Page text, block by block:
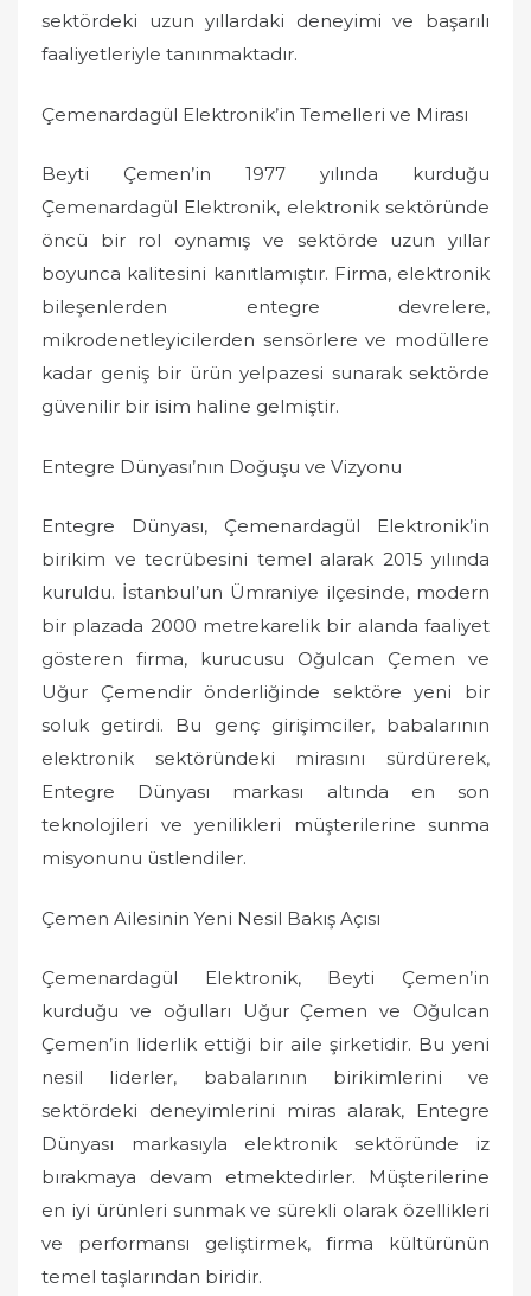
sektördeki uzun yıllardaki deneyimi ve başarılı
faaliyetleriyle tanınmaktadır.
Çemenardagül Elektronik’in Temelleri ve Mirası
Beyti Çemen’in 1977 yılında kurduğu
Çemenardagül Elektronik, elektronik sektöründe
öncü bir rol oynamış ve sektörde uzun yıllar
boyunca kalitesini kanıtlamıştır. Firma, elektronik
bileşenlerden entegre devrelere,
mikrodenetleyicilerden sensörlere ve modüllere
kadar geniş bir ürün yelpazesi sunarak sektörde
güvenilir bir isim haline gelmiştir.
Entegre Dünyası’nın Doğuşu ve Vizyonu
Entegre Dünyası, Çemenardagül Elektronik’in
birikim ve tecrübesini temel alarak 2015 yılında
kuruldu. İstanbul’un Ümraniye ilçesinde, modern
bir plazada 2000 metrekarelik bir alanda faaliyet
gösteren firma, kurucusu Oğulcan Çemen ve
Uğur Çemendir önderliğinde sektöre yeni bir
soluk getirdi. Bu genç girişimciler, babalarının
elektronik sektöründeki mirasını sürdürerek,
Entegre Dünyası markası altında en son
teknolojileri ve yenilikleri müşterilerine sunma
misyonunu üstlendiler.
Çemen Ailesinin Yeni Nesil Bakış Açısı
Çemenardagül Elektronik, Beyti Çemen’in
kurduğu ve oğulları Uğur Çemen ve Oğulcan
Çemen’in liderlik ettiği bir aile şirketidir. Bu yeni
nesil liderler, babalarının birikimlerini ve
sektördeki deneyimlerini miras alarak, Entegre
Dünyası markasıyla elektronik sektöründe iz
bırakmaya devam etmektedirler. Müşterilerine
en iyi ürünleri sunmak ve sürekli olarak özellikleri
ve performansı geliştirmek, firma kültürünün
temel taşlarından biridir.